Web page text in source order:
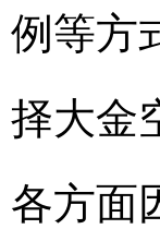
例等方
择大金
各方面